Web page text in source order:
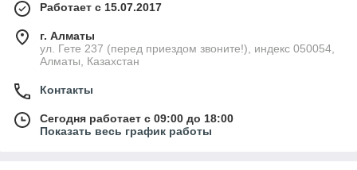
Работает с 15.07.2017
г. Алматы
ул. Гете 237 (перед приездом звоните!), индекс 050054,
Алматы, Казахстан
Контакты
Сегодня работает с 09:00 до 18:00
Показать весь график работы